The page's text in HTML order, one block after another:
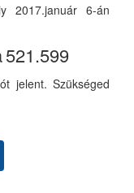
2017.január 6-án
521.599
jelent. Szükséged